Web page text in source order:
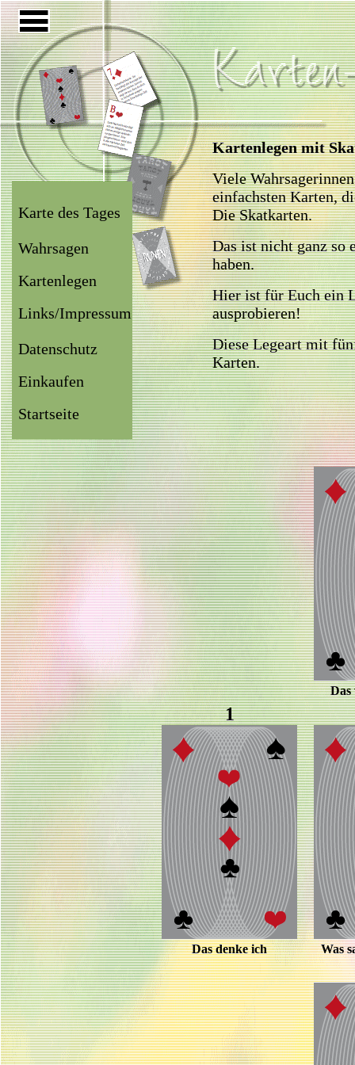
Karte des Tages
Wahrsagen
Kartenlegen
Links/Impressum
Datenschutz
Einkaufen
Startseite
Kartenlegen mit
Viele
einfachsten Karten,
Die Skatkarten.
Das ist nicht ganz so
haben.
Hier ist für Euch ein
ausprobieren!
Diese Legeart mit
Karten.
Das
1
Das denke ich Was